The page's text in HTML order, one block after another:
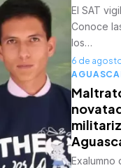
El SAT
Conoce
los…
6 de
Exalumno